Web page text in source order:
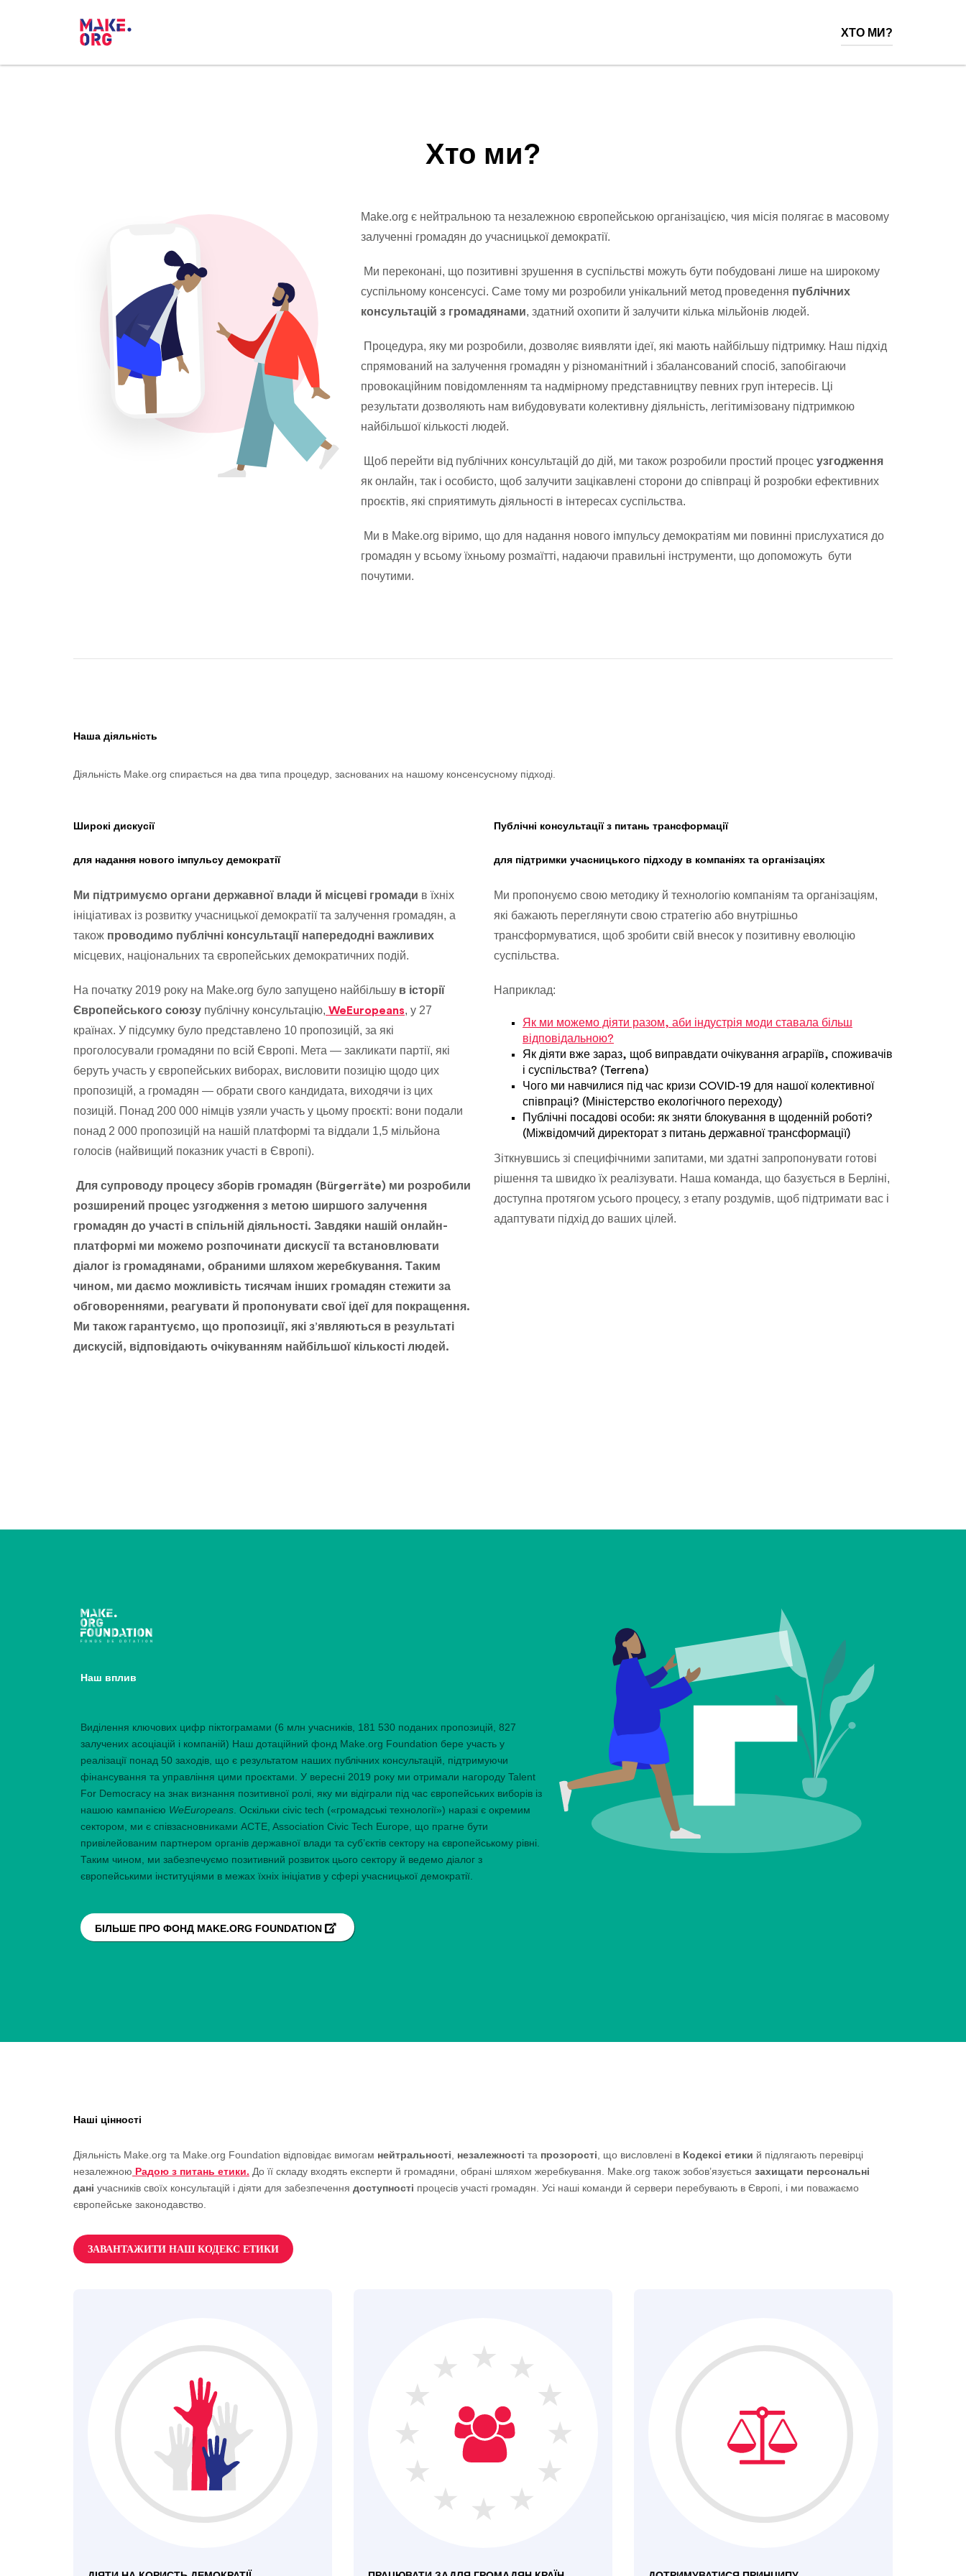
ХТО МИ?
Хто ми?
Make.org є нейтральною та незалежною європейською організацією, чия місія полягає в масовому
залученні громадян до учасницької демократії.
Ми переконані, що позитивні зрушення в суспільстві можуть бути побудовані лише на широкому
суспільному консенсусі. Саме тому ми розробили унікальний метод проведення публічних
консультацій з громадянами, здатний охопити й залучити кілька мільйонів людей.
Процедура, яку ми розробили, дозволяє виявляти ідеї, які мають найбільшу підтримку. Наш підхід
спрямований на залучення громадян у різноманітний і збалансований спосіб, запобігаючи
провокаційним повідомленням та надмірному представництву певних груп інтересів. Ці
результати дозволяють нам вибудовувати колективну діяльність, легітимізовану підтримкою
найбільшої кількості людей.
Щоб перейти від публічних консультацій до дій, ми також розробили простий процес узгодження
як онлайн, так і особисто, щоб залучити зацікавлені сторони до співпраці й розробки ефективних
проєктів, які сприятимуть діяльності в інтересах суспільства.
Ми в Make.org віримо, що для надання нового імпульсу демократіям ми повинні прислухатися до
громадян у всьому їхньому розмаїтті, надаючи правильні інструменти, що допоможуть бути
почутими.
Наша діяльність
Діяльність Make.org спирається на два типа процедур, заснованих на нашому консенсусному підході.
Широкі дискусії
для надання нового імпульсу демократії
Ми підтримуємо органи державної влади й місцеві громади в їхніх
ініціативах із розвитку учасницької демократії та залучення громадян, а
також проводимо публічні консультації напередодні важливих
місцевих, національних та європейських демократичних подій.
На початку 2019 року на Make.org було запущено найбільшу в історії
Європейського союзу публічну консультацію, WeEuropeans, у 27
країнах. У підсумку було представлено 10 пропозицій, за які
проголосували громадяни по всій Європі. Мета — закликати партії, які
беруть участь у європейських виборах, висловити позицію щодо цих
пропозицій, а громадян — обрати свого кандидата, виходячи із цих
позицій. Понад 200 000 німців узяли участь у цьому проєкті: вони подали
понад 2 000 пропозицій на нашій платформі та віддали 1,5 мільйона
голосів (найвищий показник участі в Європі).
Для супроводу процесу зборів громадян (Bürgerräte) ми розробили
розширений процес узгодження з метою ширшого залучення
громадян до участі в спільній діяльності. Завдяки нашій онлайн-
платформі ми можемо розпочинати дискусії та встановлювати
діалог із громадянами, обраними шляхом жеребкування. Таким
чином, ми даємо можливість тисячам інших громадян стежити за
обговореннями, реагувати й пропонувати свої ідеї для покращення.
Ми також гарантуємо, що пропозиції, які з’являються в результаті
дискусій, відповідають очікуванням найбільшої кількості людей.
Публічні консультації з питань трансформації
для підтримки учасницького підходу в компаніях та організаціях
Ми пропонуємо свою методику й технологію компаніям та організаціям,
які бажають переглянути свою стратегію або внутрішньо
трансформуватися, щоб зробити свій внесок у позитивну еволюцію
суспільства.
Наприклад:
Як ми можемо діяти разом, аби індустрія моди ставала більш
відповідальною?
Як діяти вже зараз, щоб виправдати очікування аграріїв, споживачів
і суспільства? (Terrena)
Чого ми навчилися під час кризи COVID-19 для нашої колективної
співпраці? (Міністерство екологічного переходу)
Публічні посадові особи: як зняти блокування в щоденній роботі?
(Міжвідомчий директорат з питань державної трансформації)
Зіткнувшись зі специфічними запитами, ми здатні запропонувати готові
рішення та швидко їх реалізувати. Наша команда, що базується в Берліні,
доступна протягом усього процесу, з етапу роздумів, щоб підтримати вас і
адаптувати підхід до ваших цілей.
Наш вплив
Виділення ключових цифр піктограмами (6 млн учасників, 181 530 поданих пропозицій, 827
залучених асоціацій і компаній) Наш дотаційний фонд Make.org Foundation бере участь у
реалізації понад 50 заходів, що є результатом наших публічних консультацій, підтримуючи
фінансування та управління цими проєктами. У вересні 2019 року ми отримали нагороду Talent
For Democracy на знак визнання позитивної ролі, яку ми відіграли під час європейських виборів із
нашою кампанією WeEuropeans. Оскільки civic tech («громадські технології») наразі є окремим
сектором, ми є співзасновниками ACTE, Association Civic Tech Europe, що прагне бути
привілейованим партнером органів державної влади та суб’єктів сектору на європейському рівні.
Таким чином, ми забезпечуємо позитивний розвиток цього сектору й ведемо діалог з
європейськими інституціями в межах їхніх ініціатив у сфері учасницької демократії.
БІЛЬШЕ ПРО ФОНД MAKE.ORG FOUNDATION 
Наші цінності
Діяльність Make.org та Make.org Foundation відповідає вимогам нейтральності, незалежності та прозорості, що висловлені в Кодексі етики й підлягають перевірці
незалежною Радою з питань етики. До її складу входять експерти й громадяни, обрані шляхом жеребкування. Make.org також зобов’язується захищати персональні
дані учасників своїх консультацій і діяти для забезпечення доступності процесів участі громадян. Усі наші команди й сервери перебувають в Європі, і ми поважаємо
європейське законодавство.
ЗАВАНТАЖИТИ НАШ КОДЕКС ЕТИКИ